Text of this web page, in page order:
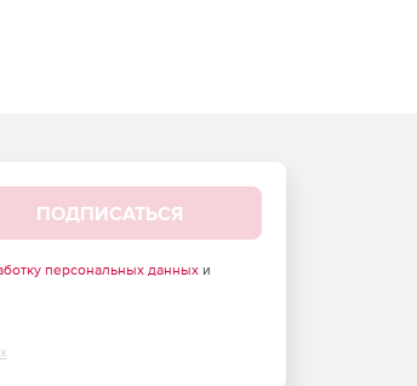
ПОДПИСАТЬСЯ
персональных данныхи